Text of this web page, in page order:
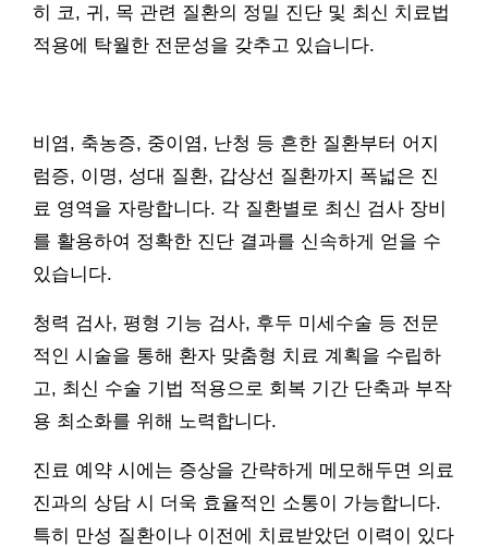
히 코, 귀, 목 관련 질환의 정밀 진단 및 최신 치료법
적용에 탁월한 전문성을 갖추고 있습니다.
비염, 축농증, 중이염, 난청 등 흔한 질환부터 어지
럼증, 이명, 성대 질환, 갑상선 질환까지 폭넓은 진
료 영역을 자랑합니다. 각 질환별로 최신 검사 장비
를 활용하여 정확한 진단 결과를 신속하게 얻을 수
있습니다.
청력 검사, 평형 기능 검사, 후두 미세수술 등 전문
적인 시술을 통해 환자 맞춤형 치료 계획을 수립하
고, 최신 수술 기법 적용으로 회복 기간 단축과 부작
용 최소화를 위해 노력합니다.
진료 예약 시에는 증상을 간략하게 메모해두면 의료
진과의 상담 시 더욱 효율적인 소통이 가능합니다.
특히 만성 질환이나 이전에 치료받았던 이력이 있다